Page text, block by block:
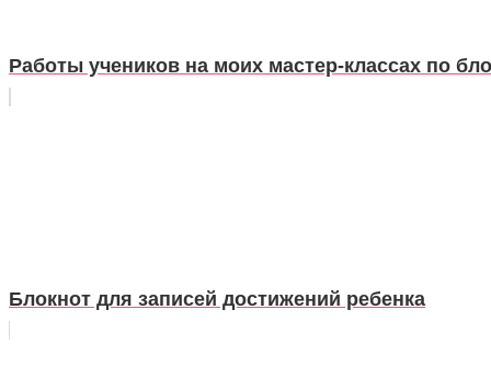
Работы учеников на моих мастер-классах по
Блокнот для записей достижений ребенка